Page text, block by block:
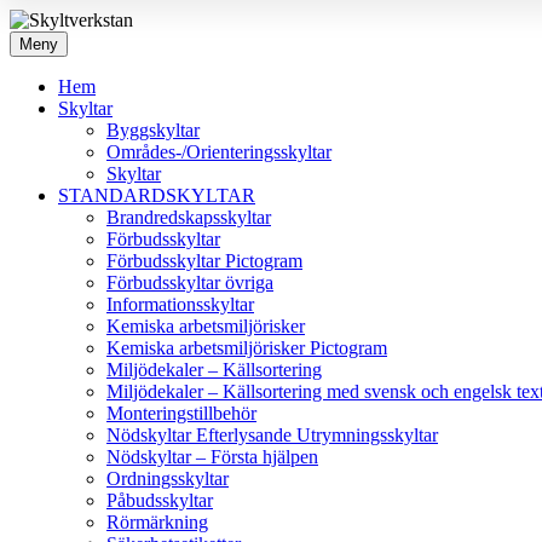
Meny
Hem
Skyltar
Byggskyltar
Områdes-/Orienteringsskyltar
Skyltar
STANDARDSKYLTAR
Brandredskapsskyltar
Förbudsskyltar
Förbudsskyltar Pictogram
Förbudsskyltar övriga
Informationsskyltar
Kemiska arbetsmiljörisker
Kemiska arbetsmiljörisker Pictogram
Miljödekaler – Källsortering
Miljödekaler – Källsortering med svensk och engelsk
Monteringstillbehör
Nödskyltar Efterlysande Utrymningsskyltar
Nödskyltar – Första hjälpen
Ordningsskyltar
Påbudsskyltar
Rörmärkning